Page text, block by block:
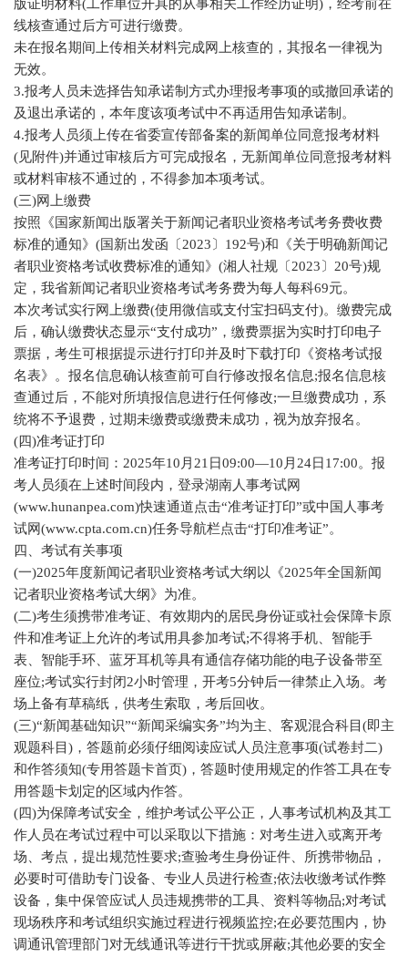
版证明材料(工作单位开具的从事相关工作经历证明)，经考前在
线核查通过后方可进行缴费。
未在报名期间上传相关材料完成网上核查的，其报名一律视为
无效。
3.报考人员未选择告知承诺制方式办理报考事项的或撤回承诺的
及退出承诺的，本年度该项考试中不再适用告知承诺制。
4.报考人员须上传在省委宣传部备案的新闻单位同意报考材料
(见附件)并通过审核后方可完成报名，无新闻单位同意报考材料
或材料审核不通过的，不得参加本项考试。
(三)网上缴费
按照《国家新闻出版署关于新闻记者职业资格考试考务费收费
标准的通知》(国新出发函〔2023〕192号)和《关于明确新闻记
者职业资格考试收费标准的通知》(湘人社规〔2023〕20号)规
定，我省新闻记者职业资格考试考务费为每人每科69元。
本次考试实行网上缴费(使用微信或支付宝扫码支付)。缴费完成
后，确认缴费状态显示“支付成功”，缴费票据为实时打印电子
票据，考生可根据提示进行打印并及时下载打印《资格考试报
名表》。报名信息确认核查前可自行修改报名信息;报名信息核
查通过后，不能对所填报信息进行任何修改;一旦缴费成功，系
统将不予退费，过期未缴费或缴费未成功，视为放弃报名。
(四)准考证打印
准考证打印时间：2025年10月21日09:00—10月24日17:00。报
考人员须在上述时间段内，登录湖南人事考试网
(www.hunanpea.com)快速通道点击“准考证打印”或中国人事考
试网(www.cpta.com.cn)任务导航栏点击“打印准考证”。
四、考试有关事项
(一)2025年度新闻记者职业资格考试大纲以《2025年全国新闻
记者职业资格考试大纲》为准。
(二)考生须携带准考证、有效期内的居民身份证或社会保障卡原
件和准考证上允许的考试用具参加考试;不得将手机、智能手
表、智能手环、蓝牙耳机等具有通信存储功能的电子设备带至
座位;考试实行封闭2小时管理，开考5分钟后一律禁止入场。考
场上备有草稿纸，供考生索取，考后回收。
(三)“新闻基础知识”“新闻采编实务”均为主、客观混合科目(即主
观题科目)，答题前必须仔细阅读应试人员注意事项(试卷封二)
和作答须知(专用答题卡首页)，答题时使用规定的作答工具在专
用答题卡划定的区域内作答。
(四)为保障考试安全，维护考试公平公正，人事考试机构及其工
作人员在考试过程中可以采取以下措施：对考生进入或离开考
场、考点，提出规范性要求;查验考生身份证件、所携带物品，
必要时可借助专门设备、专业人员进行检查;依法收缴考试作弊
设备，集中保管应试人员违规携带的工具、资料等物品;对考试
现场秩序和考试组织实施过程进行视频监控;在必要范围内，协
调通讯管理部门对无线通讯等进行干扰或屏蔽;其他必要的安全